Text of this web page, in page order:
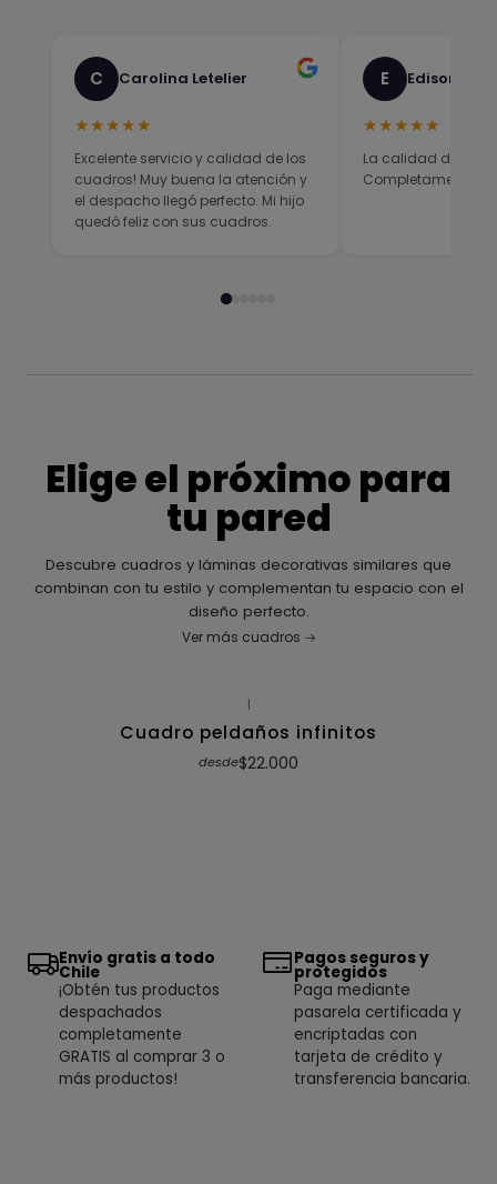
C Carolina Letelier
★★★★★
Excelente servicio y calidad de los
cuadros! Muy buena la atención y
el despacho llegó perfecto. Mi hijo
quedó feliz con sus cuadros.
E Edison
★★★★★
La calidad del
Completamente
Elige el próximo para
tu pared
Descubre cuadros y láminas decorativas similares que
combinan con tu estilo y complementan tu espacio con el
diseño perfecto.
Ver más cuadros
|
Cuadro peldaños infinitos
desde$22.000
Envío gratis a todo
Chile
¡Obtén tus productos
despachados
completamente
GRATIS al comprar 3 o
más productos!
Pagos seguros y
protegidos
Paga mediante
pasarela certificada y
encriptadas con
tarjeta de crédito y
transferencia bancaria.